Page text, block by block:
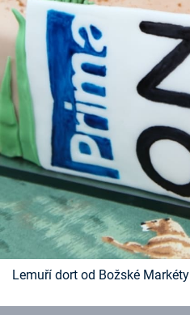
Lemuří dort od Božské Markéty